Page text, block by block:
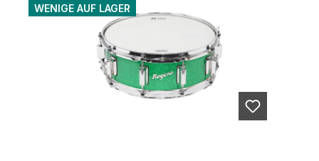
WENIGE AUF LAGER